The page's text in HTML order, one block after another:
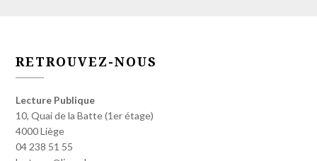
RETROUVEZ-NOUS
Lecture Publique
10, Quai de la Batte (1er étage)
4000 Liège
04 238 51 55